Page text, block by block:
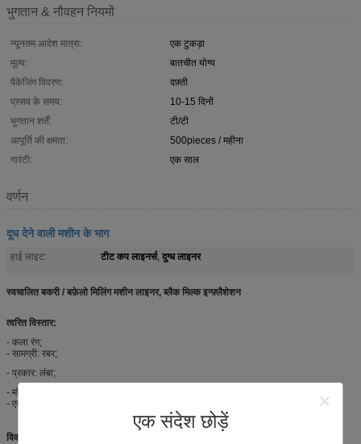
एक संदेश छोड़ें
भुगतान & नौवहन नियमों
न्यूनतम आदेश मात्रा:
एक टुकड़ा
मूल्य:
बातचीत योग्य
पैकेजिंग विवरण:
दफ़्ती
प्रसव के समय:
10-15 दिनों
भुगतान शर्तें:
टी/टी
आपूर्ति की क्षमता:
500pieces / महीना
गारंटी:
एक साल
वर्णन
दूध देने वाली मशीन के भाग
हाई लाइट: टीट कप लाइनर्स, दुग्ध लाइनर
स्वचालित बकरी / बफ़ेलो मिलिंग मशीन लाइनर, ब्लैक मिल्क इन्फ़्लैशेशन
त्वरित विस्तार:
- कला रंग;
- सामग्री: रबर;
- प्रकार: लंबा;
- मॉडल नहीं
- एसजीएस और एफडीए प्रमाणपत्र अनुमोदित;
विवरण: